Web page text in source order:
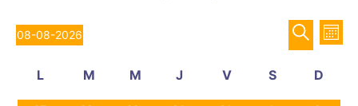
Évènements
et
de
de
MOIS
08-08-2026
date.
Calendrier
de
L
lundi
M
mardi
M
mercredi
J
jeudi
V
vendredi
S
samedi
D